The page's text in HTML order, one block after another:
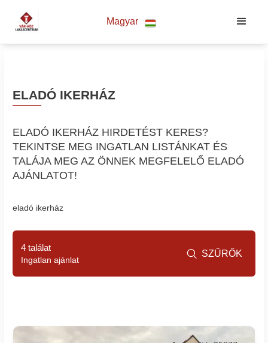
Magyar
ELADÓ IKERHÁZ
ELADÓ IKERHÁZ HIRDETÉST KERES?
TEKINTSE MEG INGATLAN LISTÁNKAT ÉS
TALÁJA MEG AZ ÖNNEK MEGFELELŐ ELADÓ
AJÁNLATOT!
eladó ikerház
4 találat
Ingatlan ajánlat
 SZŰRŐK